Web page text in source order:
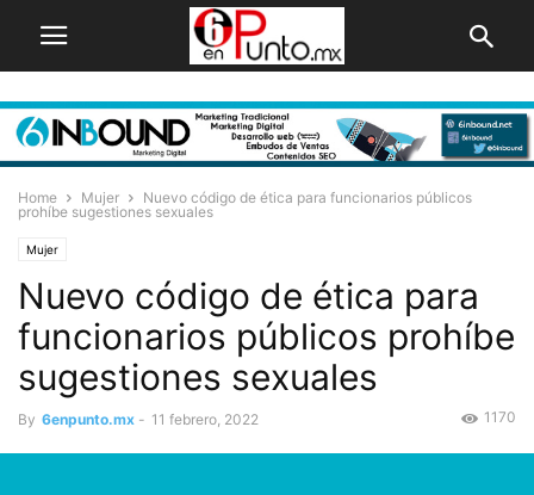
Home Mujer
Nuevo código de ética para funcionarios públicos
prohíbe sugestiones sexuales
Mujer
Nuevo código de ética para
funcionarios públicos prohíbe
sugestiones sexuales
By 6enpunto.mx - 11 febrero, 2022 1170